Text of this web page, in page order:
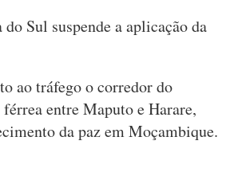
Sul suspende a aplicação da
ao tráfego o corredor do
entre Maputo e Harare,
da paz em Moçambique.